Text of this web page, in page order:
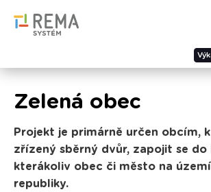
Zelená obec
Projekt je primárně určen obcím,
zřízený sběrný dvůr, zapojit se do
kterákoliv obec či město na území
republiky.